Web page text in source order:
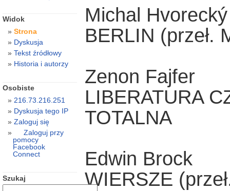
Michal Hvorecký
BERLIN (przeł.
Zenon Fajfer
LIBERATURA
TOTALNA
Edwin Brock
WIERSZE
Widok
Strona
Dyskusja
Tekst źródłowy
Historia i autorzy
Osobiste
216.73.216.251
Dyskusja tego IP
Zaloguj się
Zaloguj przy
pomocy
Facebook
Connect
Szukaj